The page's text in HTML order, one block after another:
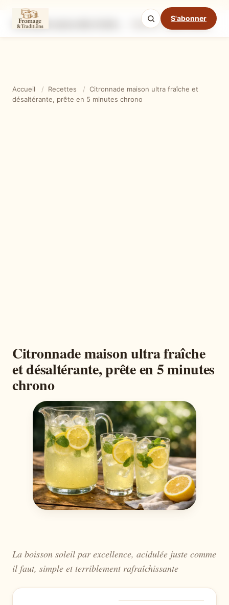
S'abonner
Ingrédients Étapes
Mode cuisine
Accueil / Recettes / Citronnade maison ultra fraîche et
désaltérante, prête en 5 minutes chrono
Citronnade maison ultra fraîche
et désaltérante, prête en 5 minutes
chrono
La boisson soleil par excellence, acidulée juste comme
il faut, simple et terriblement rafraîchissante